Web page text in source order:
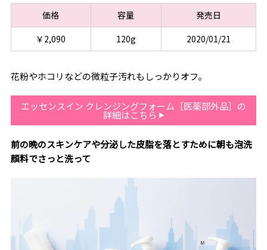
価格 容量
発売日
￥2,090
120g 2020/01/21
花粉やホコリなどの微粒子汚れもしっかりオフ。
エッセンスイン クレンジングフォーム［医薬部外品］の
詳細はこちら
前の晩のスキンケアや分泌した皮脂を落とすために朝も泡洗
顔料でさっと洗って